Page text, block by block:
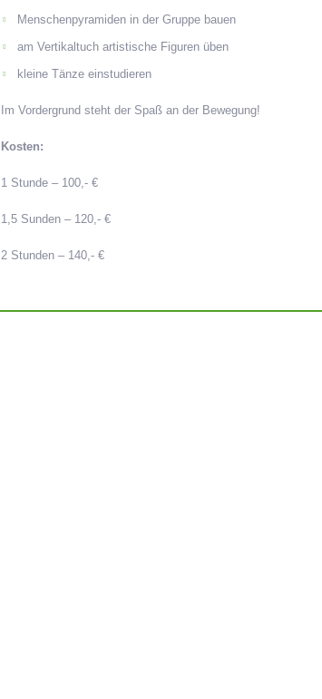
Menschenpyramiden in der Gruppe bauen
am Vertikaltuch artistische Figuren üben
kleine Tänze einstudieren
Im Vordergrund steht der Spaß an der Bewegung!
Kosten:
1 Stunde – 100,- €
1,5 Sunden – 120,- €
2 Stunden – 140,- €